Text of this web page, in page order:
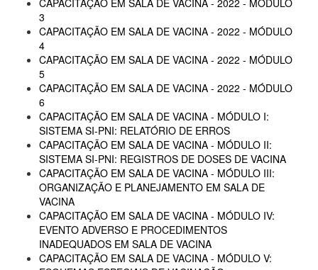
CAPACITAÇÃO EM SALA DE VACINA - 2022 - MÓDULO
3
CAPACITAÇÃO EM SALA DE VACINA - 2022 - MÓDULO
4
CAPACITAÇÃO EM SALA DE VACINA - 2022 - MÓDULO
5
CAPACITAÇÃO EM SALA DE VACINA - 2022 - MÓDULO
6
CAPACITAÇÃO EM SALA DE VACINA - MÓDULO I:
SISTEMA SI-PNI: RELATÓRIO DE ERROS
CAPACITAÇÃO EM SALA DE VACINA - MÓDULO II:
SISTEMA SI-PNI: REGISTROS DE DOSES DE VACINA
CAPACITAÇÃO EM SALA DE VACINA - MÓDULO III:
ORGANIZAÇÃO E PLANEJAMENTO EM SALA DE
VACINA
CAPACITAÇÃO EM SALA DE VACINA - MÓDULO IV:
EVENTO ADVERSO E PROCEDIMENTOS
INADEQUADOS EM SALA DE VACINA
CAPACITAÇÃO EM SALA DE VACINA - MÓDULO V: